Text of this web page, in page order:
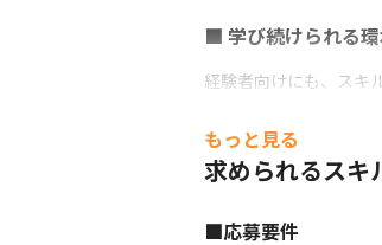
■ 学び続けられる
経験者向けにも、スキ
単なる知識の習得では
エンジニアとしての市
・外部セミナー/PM外部
もっと見る
求められるスキ
■応募要件